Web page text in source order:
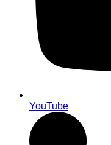
YouTube